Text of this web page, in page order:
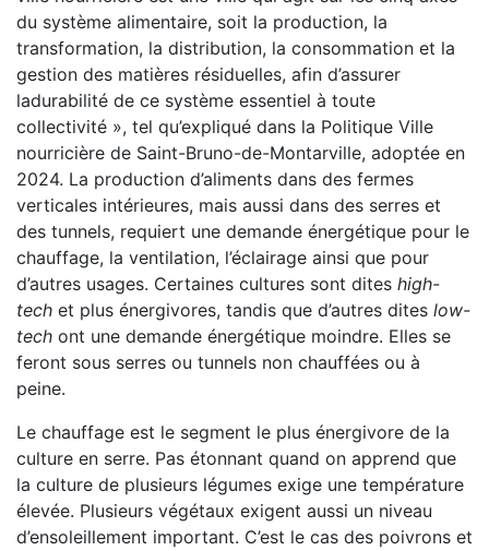
du système alimentaire, soit la production, la
transformation, la distribution, la consommation et la
gestion des matières résiduelles, afin d’assurer
ladurabilité de ce système essentiel à toute
collectivité », tel qu’expliqué dans la Politique Ville
nourricière de Saint-Bruno-de-Montarville, adoptée en
2024. La production d’aliments dans des fermes
verticales intérieures, mais aussi dans des serres et
des tunnels, requiert une demande énergétique pour le
chauffage, la ventilation, l’éclairage ainsi que pour
d’autres usages. Certaines cultures sont dites high-
tech et plus énergivores, tandis que d’autres dites low-
tech ont une demande énergétique moindre. Elles se
feront sous serres ou tunnels non chauffées ou à
peine.
Le chauffage est le segment le plus énergivore de la
culture en serre. Pas étonnant quand on apprend que
la culture de plusieurs légumes exige une température
élevée. Plusieurs végétaux exigent aussi un niveau
d’ensoleillement important. C’est le cas des poivrons et